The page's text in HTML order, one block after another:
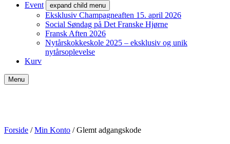
Event
expand child menu
Eksklusiv Champagneaften 15. april 2026
Social Søndag på Det Franske Hjørne
Fransk Aften 2026
Nytårskokkeskole 2025 – eksklusiv og unik
nytårsoplevelse
Kurv
Menu
Forside /Min Konto / Glemt adgangskode